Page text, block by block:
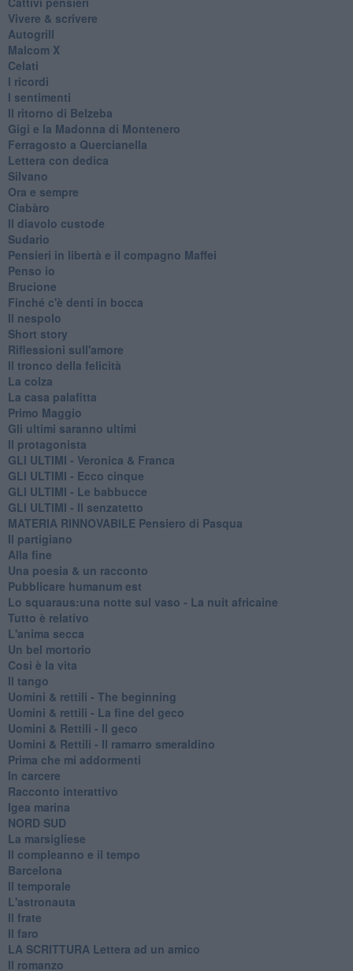
Vivere & scrivere
Autogrill
Malcom X
Celati
I ricordi
I sentimenti
Il ritorno di Belzeba
Gigi e la Madonna di Montenero
Ferragosto a Quercianella
Lettera con dedica
Silvano
Ora e sempre
Ciabàro
Il diavolo custode
Sudario
Pensieri in libertà e il compagno Maffei
Penso io
Brucione
Finché c'è denti in bocca
Il nespolo
Short story
Riflessioni sull'amore
Il tronco della felicità
La colza
La casa palafitta
Primo Maggio
Gli ultimi saranno ultimi
Il protagonista
GLI ULTIMI - Veronica & Franca
GLI ULTIMI - Ecco cinque
GLI ULTIMI - Le babbucce
GLI ULTIMI - Il senzatetto
MATERIA RINNOVABILE Pensiero di Pasqua
Il partigiano
Alla fine
Una poesia & un racconto
Pubblicare humanum est
Lo squaraus:una notte sul vaso - La nuit africaine
Tutto è relativo
L'anima secca
Un bel mortorio
Cosi è la vita
Il tango
​Uomini & rettili - The beginning
​Uomini & rettili - La fine del geco
Uomini & Rettili - Il geco
Uomini & Rettili - Il ramarro smeraldino
Prima che mi addormenti
In carcere
Racconto interattivo
Igea marina
​NORD SUD
La marsigliese
Il compleanno e il tempo
Barcelona
Il temporale
L'astronauta
Il frate
Il faro
​LA SCRITTURA Lettera ad un amico
Il romanzo